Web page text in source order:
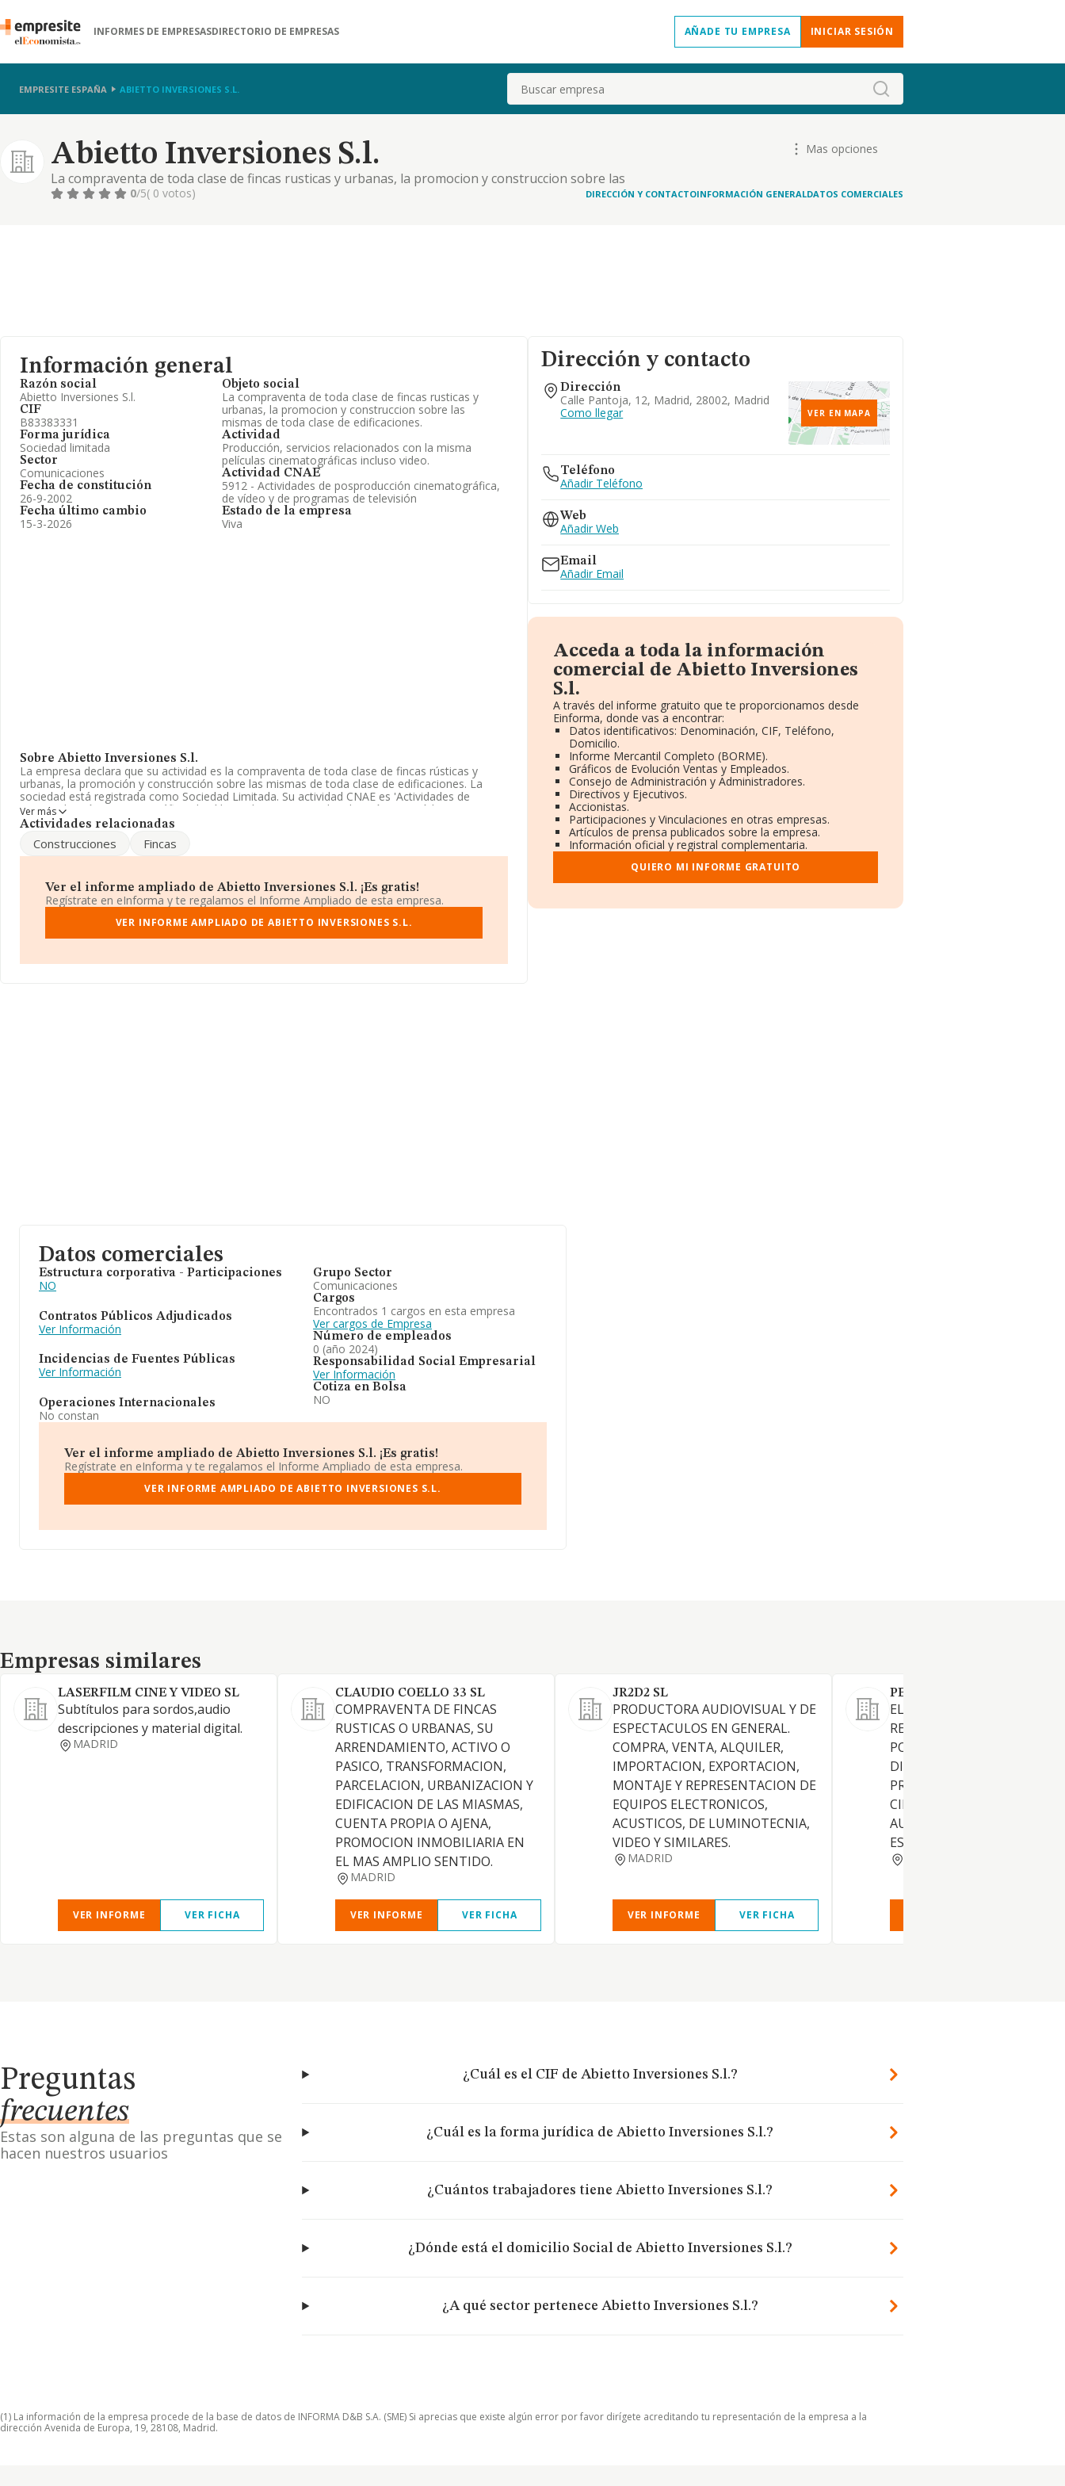
INFORMES DE EMPRESASDIRECTORIO DE EMPRESAS AÑADE TU EMPRESA INICIAR SESIÓN
EMPRESITE ESPAÑA ABIETTO INVERSIONES S.L. Buscar
Abietto Inversiones S.l.
La compraventa de toda clase de fincas rusticas y urbanas, la promocion y construccion sobre las
mismas de toda clase de edificaciones.
Mas opciones
0/5( 0 votos) DIRECCIÓN Y CONTACTOINFORMACIÓN GENERALDATOS COMERCIALES
Información general
Razón social
Abietto Inversiones S.l.
CIF
B83383331
Forma jurídica
Sociedad limitada
Sector
Comunicaciones
Fecha de constitución
26-9-2002
Fecha último cambio
15-3-2026
Objeto social
La compraventa de toda clase de fincas rusticas y
urbanas, la promocion y construccion sobre las
mismas de toda clase de edificaciones.
Actividad
Producción, servicios relacionados con la misma
películas cinematográficas incluso video.
Actividad CNAE
5912 - Actividades de posproducción cinematográfica,
de vídeo y de programas de televisión
Estado de la empresa
Viva
Sobre Abietto Inversiones S.l.
La empresa declara que su actividad es la compraventa de toda clase de fincas rústicas y
urbanas, la promoción y construcción sobre las mismas de toda clase de edificaciones. La
sociedad está registrada como Sociedad Limitada. Su actividad CNAE es 'Actividades de
postproducción cinematográfica, de vídeo y de programas de televisión' con código 5912. La
compañía no tiene actividad en mercados exteriores.
La empresa española
Abietto Inversiones S.L
establecido en Calle Pantoja núm. 12, (28002), Madrid, Madrid.
En base a la información de la que dispone INFORMA sobre 4.673 compañías, a nivel nacional
la facturación asciende a 626 millones de euros y el promedio de la facturación de ventas
entre todas las compañías asciende a los 134 mil euros. En cuanto a la información relativa a
la provincia de Madrid, en la base de datos INFORMA constan 1860 empresas, con ventas en
2024 de hasta 378 millones de euros. Con el fin de ampliar la información relativa a las
empleados de las empresas es de 1.
Ver más
Actividades relacionadas
Construcciones Fincas
Ver el informe ampliado de Abietto Inversiones S.l. ¡Es gratis!
Regístrate en eInforma y te regalamos el Informe Ampliado de esta empresa.
VER INFORME AMPLIADO DE ABIETTO INVERSIONES S.L.
Dirección y contacto
Dirección
Calle Pantoja, 12, Madrid, 28002, Madrid
Como llegar
VER EN MAPA
Teléfono
Añadir Teléfono
Web
Añadir Web
Email
Añadir Email
Acceda a toda la información
comercial de Abietto Inversiones
S.l.
A través del informe gratuito que te proporcionamos desde
Einforma, donde vas a encontrar:
Datos identificativos: Denominación, CIF, Teléfono,
Domicilio.
Informe Mercantil Completo (BORME).
Gráficos de Evolución Ventas y Empleados.
Consejo de Administración y Administradores.
Directivos y Ejecutivos.
Accionistas.
Participaciones y Vinculaciones en otras empresas.
Artículos de prensa publicados sobre la empresa.
Información oficial y registral complementaria.
QUIERO MI INFORME GRATUITO
Datos comerciales
Estructura corporativa - Participaciones
NO
Contratos Públicos Adjudicados
Ver Información
Incidencias de Fuentes Públicas
Ver Información
Operaciones Internacionales
No constan
Grupo Sector
Comunicaciones
Cargos
Encontrados 1 cargos en esta empresa
Ver cargos de Empresa
Número de empleados
0 (año 2024)
Responsabilidad Social Empresarial
Ver Información
Cotiza en Bolsa
NO
Ver el informe ampliado de Abietto Inversiones S.l. ¡Es gratis!
Regístrate en eInforma y te regalamos el Informe Ampliado de esta empresa.
VER INFORME AMPLIADO DE ABIETTO INVERSIONES S.L.
Empresas similares
Empresas similares
LASERFILM CINE Y VIDEO SL
Subtítulos para sordos,audio
descripciones y material digital.
MADRID
VER INFORME VER FICHA
CLAUDIO COELLO 33 SL
COMPRAVENTA DE FINCAS
RUSTICAS O URBANAS, SU
ARRENDAMIENTO, ACTIVO O
PASICO, TRANSFORMACION,
PARCELACION, URBANIZACION Y
EDIFICACION DE LAS MIASMAS,
CUENTA PROPIA O AJENA,
PROMOCION INMOBILIARIA EN
EL MAS AMPLIO SENTIDO.
MADRID
VER INFORME VER FICHA
JR2D2 SL
PRODUCTORA AUDIOVISUAL Y DE
ESPECTACULOS EN GENERAL.
COMPRA, VENTA, ALQUILER,
IMPORTACION, EXPORTACION,
MONTAJE Y REPRESENTACION DE
EQUIPOS ELECTRONICOS,
ACUSTICOS, DE LUMINOTECNIA,
VIDEO Y SIMILARES.
MADRID
VER INFORME VER FICHA
PEQUEÑO PRODUCE PC SL
EL DESARROLLO,
REPRODUCCION,
POSTPRODUCCION,
DISTRIBUCION Y
PRODUCTOS
CINEMATOGRAFICOS,
AUDIOVISUALES Y
ESPECTACULOS
Preguntas
frecuentes
Estas son alguna de las preguntas que se
hacen nuestros usuarios
¿Cuál es el CIF de Abietto Inversiones S.l.?
¿Cuál es la forma jurídica de Abietto Inversiones S.l.?
¿Cuántos trabajadores tiene Abietto Inversiones S.l.?
¿Dónde está el domicilio Social de Abietto Inversiones S.l.?
¿A qué sector pertenece Abietto Inversiones S.l.?
(1) La información de la empresa procede de la base de datos de INFORMA D&B S.A. (SME) Si aprecias que existe algún error por favor dirígete acreditando tu representación de la empresa a la
dirección Avenida de Europa, 19, 28108, Madrid.